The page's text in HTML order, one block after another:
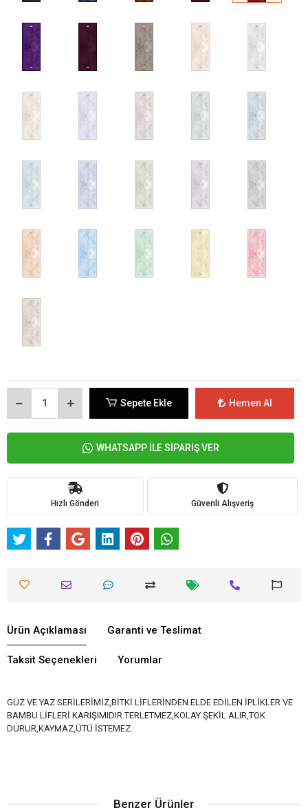
Sepete Ekle Hemen Al
WHATSAPP İLE SİPARİŞ VER
Hızlı Gönderi Güvenli Alışveriş
Ürün Açıklaması Garanti ve Teslimat
Taksit Seçenekleri Yorumlar
GÜZ VE YAZ SERİLERİMİZ,BİTKİ LİFLERİNDEN ELDE EDİLEN İPLİKLER VE
BAMBU LİFLERİ KARIŞIMIDIR.TERLETMEZ,KOLAY ŞEKİL ALIR,TOK
DURUR,KAYMAZ,ÜTÜ İSTEMEZ.
Benzer Ürünler